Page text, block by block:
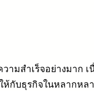
มสำเร็จอย่างมาก
กับธุรกิจในหลากห